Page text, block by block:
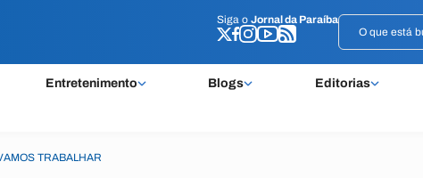
Siga o Jornal da Paraíba
Entretenimento Blogs Editorias
Siga o Jornal da Paraíba
TRABALHAR